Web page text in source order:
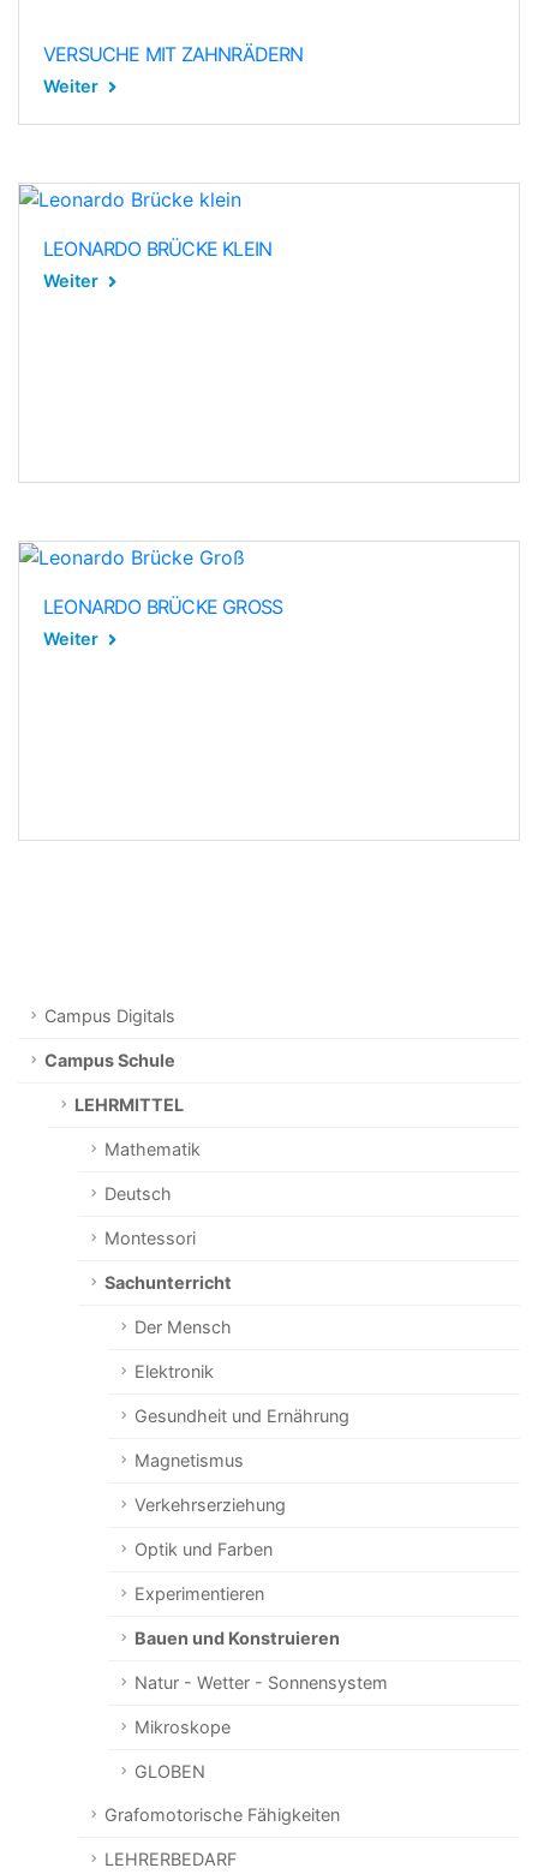
Campus Digitals
Campus Schule
LEHRMITTEL
Mathematik
Deutsch
Montessori
Sachunterricht
Der Mensch
Elektronik
Gesundheit und Ernährung
Magnetismus
Verkehrserziehung
Optik und Farben
Experimentieren
Bauen und Konstruieren
Natur - Wetter - Sonnensystem
Mikroskope
GLOBEN
Grafomotorische Fähigkeiten
LEHRERBEDARF
VERSUCHE MIT ZAHNRÄDERN
Weiter
LEONARDO BRÜCKE KLEIN
Weiter
LEONARDO BRÜCKE GROSS
Weiter